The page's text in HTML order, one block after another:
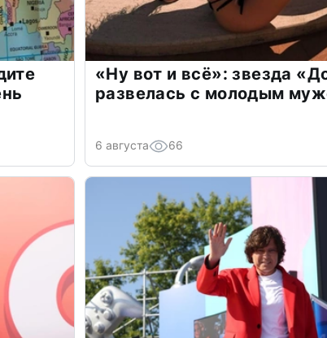
«Ну вот и всё»: звезда
развелась с молодым
6 августа 66